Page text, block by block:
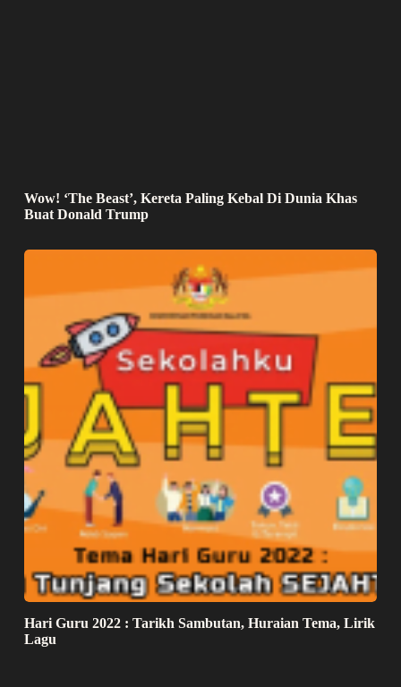
Wow! ‘The Beast’, Kereta Paling Kebal Di Dunia Khas
Buat Donald Trump
Hari Guru 2022 : Tarikh Sambutan, Huraian Tema, Lirik
Lagu